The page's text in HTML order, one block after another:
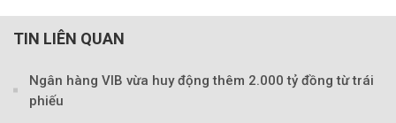
TIN LIÊN QUAN
Ngân hàng VIB vừa huy động thêm 2.000 tỷ đồng từ trái
phiếu